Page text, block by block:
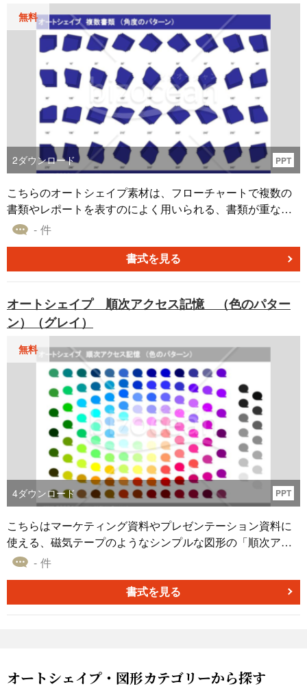
無料
2ダウンロード PPT
こちらのオートシェイプ素材は、フローチャートで複数の
書類やレポートを表すのによく用いられる、書類が重なっ
たような図形の「複数書類 （パターン角度）（ネイビ
（※0度～350度）に回転させたバリエーションを作成しま
した。 「複数書類 （パターン角度）（ネイビー）」のダウ
ひご利用ください。
- 件
書式を見る
オートシェイプ 順次アクセス記憶 （色のパター
ン）（グレイ）
無料
4ダウンロード PPT
こちらはマーケティング資料やプレゼンテーション資料に
使える、磁気テープのようなシンプルな図形の「順次アク
セス記憶 （色のパターン）（グレイ）」のオートシェイプ
イ）」のオートシェイプ素材は、無料でダウンロードする
- 件
書式を見る
オートシェイプ・図形カテゴリーから探す